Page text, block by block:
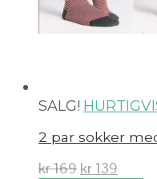
SALG!
2 par sokker
kr169 kr 139